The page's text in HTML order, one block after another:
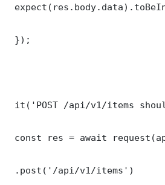
});
it('POST /api/v1/items
const res = await
.post('/api/v1/items')